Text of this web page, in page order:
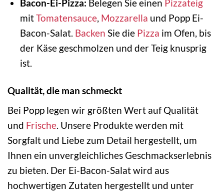
Bacon-Ei-Pizza: Belegen Sie einen Pizzateig
mitTomatensauce, Mozzarella und Popp Ei-
Bacon-Salat. Backen Sie die Pizza im Ofen, bis
der Käse geschmolzen und der Teig knusprig
ist.
Qualität, die man schmeckt
Bei Popp legen wir größten Wert auf Qualität
und Frische. Unsere Produkte werden mit
Sorgfalt und Liebe zum Detail hergestellt, um
Ihnen ein unvergleichliches Geschmackserlebnis
zu bieten. Der Ei-Bacon-Salat wird aus
hochwertigen Zutaten hergestellt und unter